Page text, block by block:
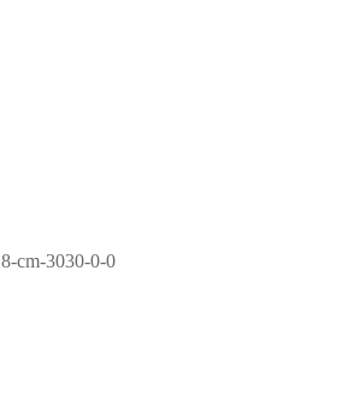
cm-3030-0-0